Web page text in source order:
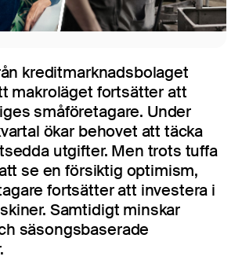
kreditmarknadsbolaget
makroläget fortsätter att
småföretagare. Under
ökar behovet att täcka
utgifter. Men trots tuffa
se en försiktig optimism,
fortsätter att investera i
Samtidigt minskar
säsongsbaserade